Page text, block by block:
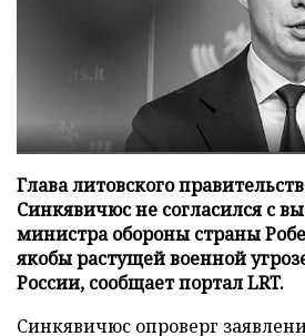
Глава литовского
Синкявичюс не согласился с
министра обороны страны
якобы растущей военной
России, сообщает портал LRT.
Синкявичюс опроверг